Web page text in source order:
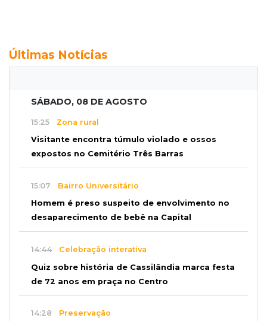
Últimas Notícias
SÁBADO, 08 DE AGOSTO
15:25 Zona rural
Visitante encontra túmulo violado e ossos
expostos no Cemitério Três Barras
15:07 Bairro Universitário
Homem é preso suspeito de envolvimento no
desaparecimento de bebê na Capital
14:44 Celebração interativa
Quiz sobre história de Cassilândia marca festa
de 72 anos em praça no Centro
14:28 Preservação